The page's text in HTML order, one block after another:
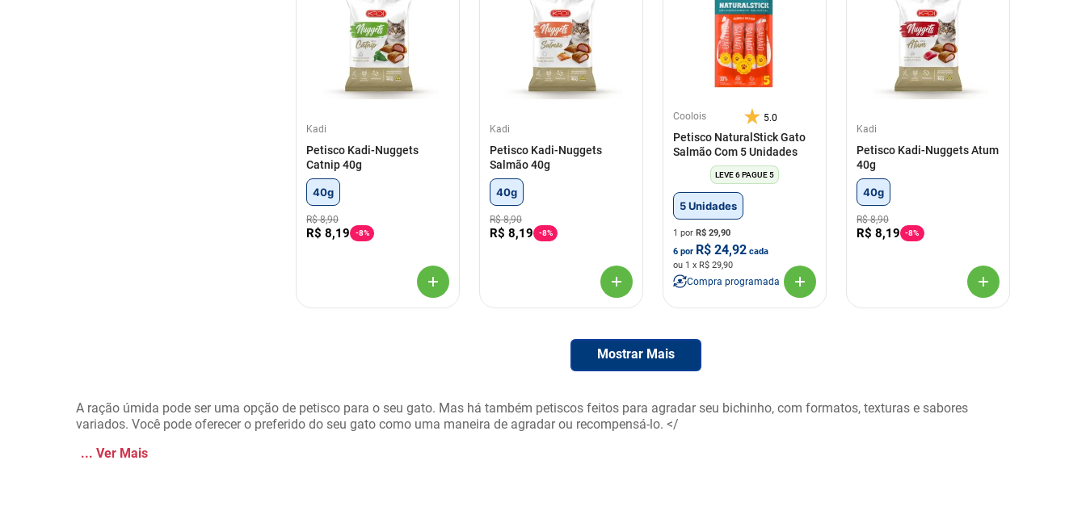
Kadi
Petisco Kadi-Nuggets
Catnip 40g
40g
R$ 8,90
R$ 8,19 -8%
Kadi
Petisco Kadi-Nuggets
Salmão 40g
40g
R$ 8,90
R$ 8,19 -8%
Coolois 5.0
Petisco NaturalStick Gato
Salmão Com 5 Unidades
LEVE 6 PAGUE 5
5 Unidades
1 por R$ 29,90
6por R$ 24,92 cada
ou 1 x R$ 29,90
Compra programada
Kadi
Petisco Kadi-Nuggets Atum
40g
40g
R$ 8,90
R$ 8,19 -8%
Mostrar Mais
A ração úmida pode ser uma opção de petisco para o seu gato. Mas há também petiscos feitos para agradar seu bichinho, com formatos, texturas e sabores
variados. Você pode oferecer o preferido do seu gato como uma maneira de agradar ou recompensá-lo. </
...Ver Mais